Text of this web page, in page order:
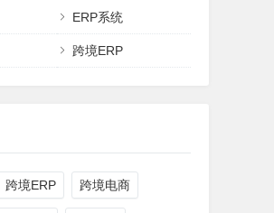
ERP系统
跨境ERP
跨境ERP 跨境电商